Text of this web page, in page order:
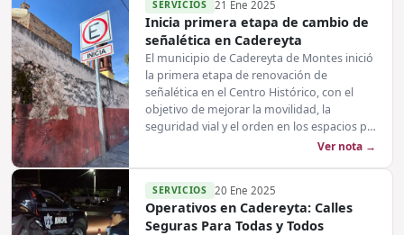
SERVICIOS 21 Ene 2025
Inicia primera etapa de cambio de
señalética en Cadereyta
El municipio de Cadereyta de Montes inició
la primera etapa de renovación de
señalética en el Centro Histórico, con el
objetivo de mejorar la movilidad, la
seguridad vial y el orden en los espacios p…
Ver nota →
SERVICIOS 20 Ene 2025
Operativos en Cadereyta: Calles
Seguras Para Todas y Todos